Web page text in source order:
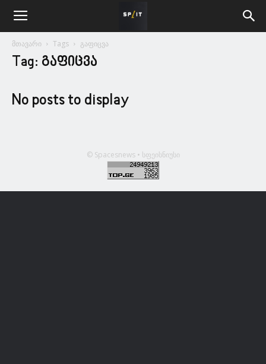
მთავარი Tags გაფიცვა
Tag: გაფიცვა
No posts to display
© Spacesnews • სფეისნიუსი